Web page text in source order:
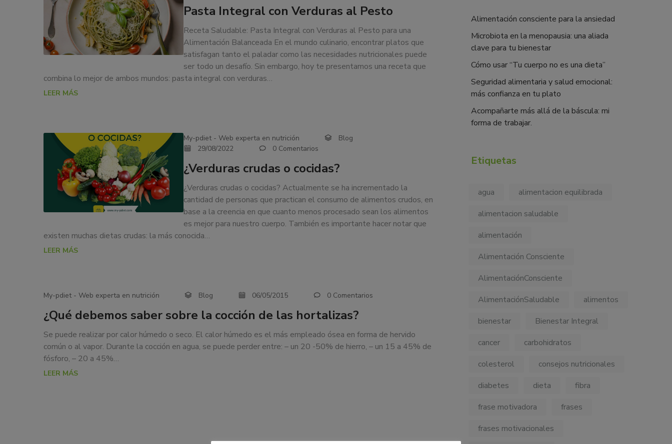
nos
dedicamos
la
docencia
formación
sobre
tanto
particulares,
instituciones,
organismos,
empresas,
ferias,
PESTO
Pasta Integral con Verduras al Pesto
Receta Saludable: Pasta Integral con Verduras al Pesto para una
Alimentación Balanceada En el mundo culinario, encontrar platos que
satisfagan tanto el paladar como las necesidades nutricionales puede
ser todo un desafío. Sin embargo, hoy te presentamos una receta que
combina lo mejor de ambos mundos: pasta integral con verduras…
LEER MÁS
My-pdiet - Web experta en nutrición
Blog
29/08/2022
0 Comentarios
¿Verduras crudas o cocidas?
¿Verduras crudas o cocidas? Actualmente se ha incrementado la
cantidad de personas que practican el consumo de alimentos crudos, en
base a la creencia en que cuanto menos procesado sean los alimentos
es mejor para nuestro cuerpo. También es importante hacer notar que
existen muchas dietas crudas: la más conocida…
LEER MÁS
My-pdiet - Web experta en nutrición Blog 06/05/2015 0 Comentarios
¿Qué debemos saber sobre la cocción de las hortalizas?
Se puede realizar por calor húmedo o seco. El calor húmedo es el más empleado ósea en forma de hervido
común o al vapor. Durante la cocción en agua, se puede perder entre: – un 20 -50% de hierro, – un 15 a 45% de
fósforo, – 20 a 45%…
LEER MÁS
Alimentación consciente para la ansiedad
Microbiota en la menopausia: una aliada
clave para tu bienestar
Cómo usar “Tu cuerpo no es una dieta”
Seguridad alimentaria y salud emocional:
más confianza en tu plato
Acompañarte más allá de la báscula: mi
forma de trabajar.
Etiquetas
agua
alimentacion equilibrada
alimentacion saludable
alimentación
Alimentación Consciente
AlimentaciónConsciente
AlimentaciónSaludable
alimentos
bienestar
Bienestar Integral
cancer
carbohidratos
colesterol
consejos nutricionales
diabetes
dieta
fibra
frase motivadora
frases
frases motivacionales